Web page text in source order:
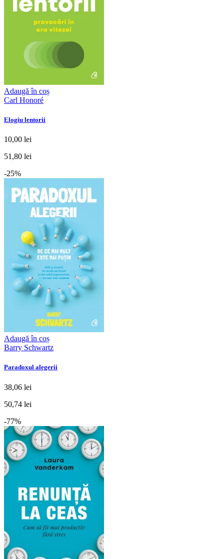
Adaugă în coș
Carl Honoré
Elogiu lentorii
10,00 lei
51,80 lei
-25%
Adaugă în coș
Barry Schwartz
Paradoxul alegerii
38,06 lei
50,74 lei
-77%